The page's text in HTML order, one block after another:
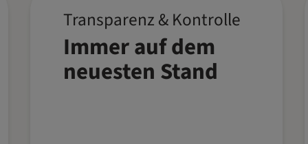
Alle wichtigen
Kennzahlen wie
Umsatzberichte und
Transparenz & Kontrolle
Immer auf dem
neuesten Stand